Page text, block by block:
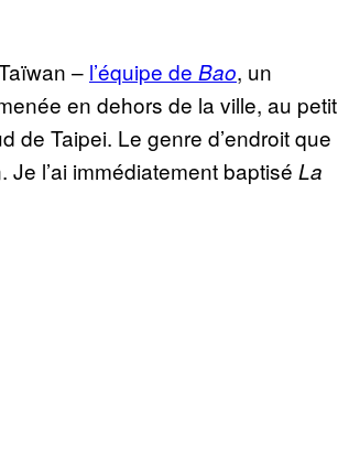
– l’équipe de Bao, un
en dehors de la ville, au petit
de Taipei. Le genre d’endroit que
l’ai immédiatement baptisé La